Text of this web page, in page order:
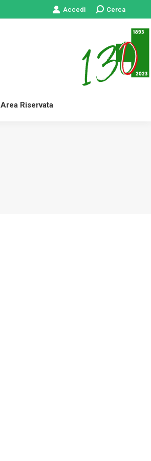
Accedi Cerca:Cerca
Area Riservata
Contatti Area Riservata